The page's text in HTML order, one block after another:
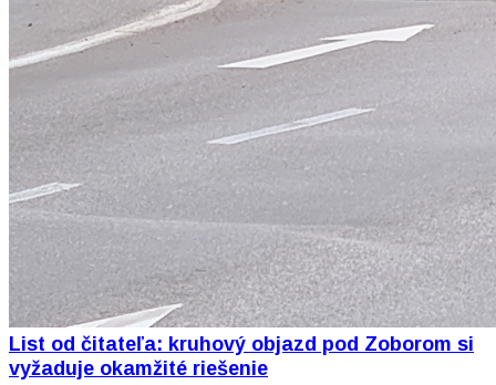
List od čitateľa: kruhový objazd pod Zoborom si
vyžaduje okamžité riešenie